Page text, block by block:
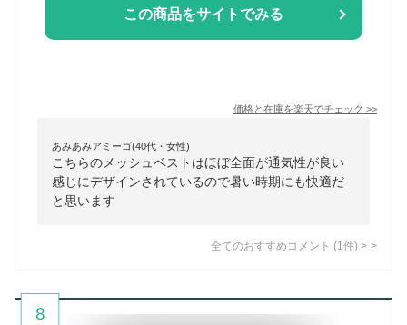
この商品をサイトでみる
価格と在庫を楽天でチェック >>
あみあみアミーゴ(40代・女性)
こちらのメッシュベストはほぼ全面が通気性が良い
感じにデザインされているので暑い時期にも快適だ
と思います
全てのおすすめコメント (1 件) >
8